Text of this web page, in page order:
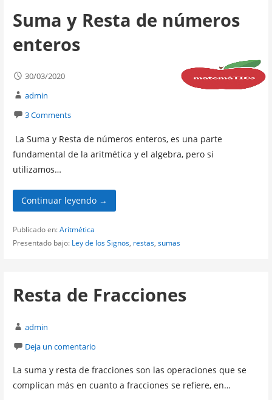
Suma y Resta de números
enteros
30/03/2020
admin
3 Comments
La Suma y Resta de números enteros, es una parte
fundamental de la aritmética y el algebra, pero si
utilizamos…
Continuar leyendo →
Publicado en:Aritmética
Presentado bajo: Ley de los Signos, restas, sumas
Resta de Fracciones
admin
Deja un comentario
La suma y resta de fracciones son las operaciones que se
complican más en cuanto a fracciones se refiere, en…